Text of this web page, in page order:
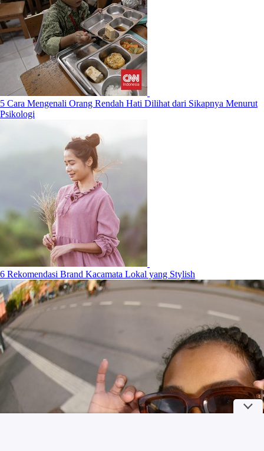
5 Cara Mengenali Orang Rendah Hati Dilihat dari Sikapnya Menurut
Psikologi
6 Rekomendasi Brand Kacamata Lokal yang Stylish